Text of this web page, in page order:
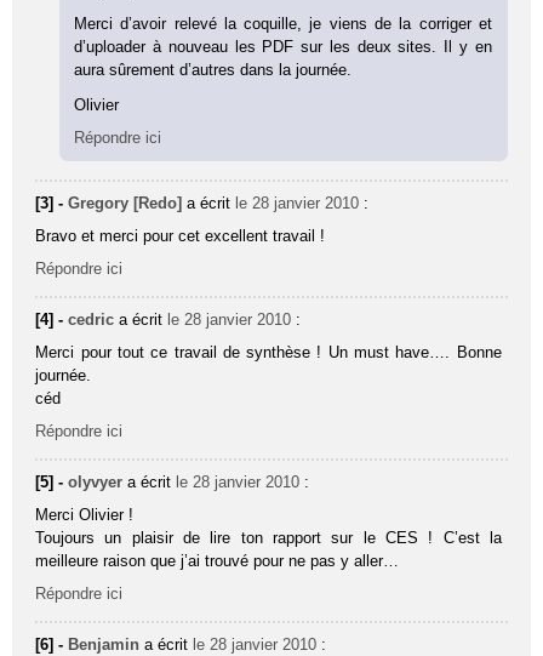
Merci d’avoir relevé la coquille, je viens de la corriger et
d’uploader à nouveau les PDF sur les deux sites. Il y en
aura sûrement d’autres dans la journée.
Olivier
Répondre ici
[3] -Gregory [Redo] a écrit le 28 janvier 2010 :
Bravo et merci pour cet excellent travail !
Répondre ici
[4] -cedric a écrit le 28 janvier 2010 :
Merci pour tout ce travail de synthèse ! Un must have…. Bonne
journée.
céd
Répondre ici
[5] -olyvyer a écrit le 28 janvier 2010 :
Merci Olivier !
Toujours un plaisir de lire ton rapport sur le CES ! C’est la
meilleure raison que j’ai trouvé pour ne pas y aller…
Répondre ici
[6] - Benjamin a écrit le 28 janvier 2010 :